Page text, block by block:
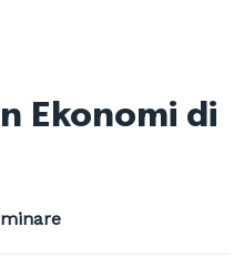
Ekonomi di